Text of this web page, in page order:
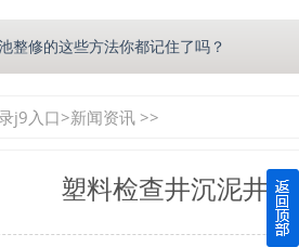
整修的这些方法你都记住了吗？
池逐渐取代传统玻璃钢化粪池的这几点原因
j9入口>新闻资讯 >>
塑料检查井沉泥井